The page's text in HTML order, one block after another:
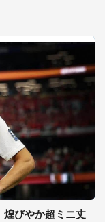
煌びやか超ミニ丈